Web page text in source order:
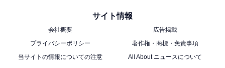
サイト情報
会社概要
広告掲載
プライバシーポリシー
著作権・商標・免責事項
当サイトの情報についての注意
All About ニュースについて